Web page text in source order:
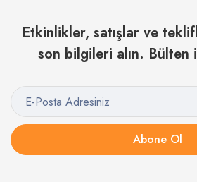
Etkinlikler, satışlar ve
son bilgileri alın. Bülten
Abone Ol